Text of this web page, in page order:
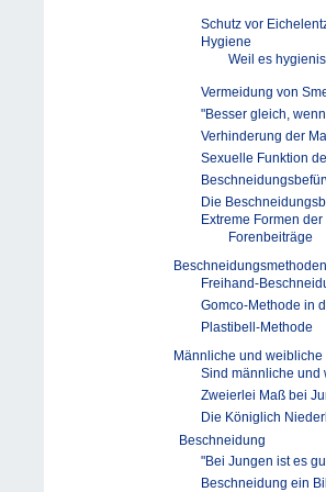
Schutz vor
Hygiene
Weil es
Vermeidung von
"Besser gleich,
Verhinderung der
Sexuelle Funktion
Die
Extreme Formen
Forenbeiträge
Beschneidungsmethoden
Freihand-
Gomco-Methode in
Plastibell-Methode
Männliche und
Sind männliche und
Zweierlei Maß bei
Die Königlich
Beschneidung
"Bei Jungen ist es
Beschneidung ein